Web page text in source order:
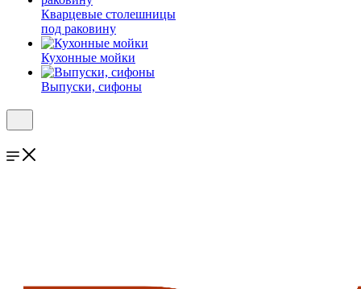
Кварцевые столешницы
под раковину
Кухонные мойки
Выпуски, сифоны